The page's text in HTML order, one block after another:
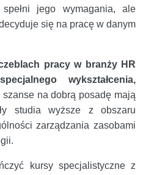
jego wymagania, ale
się na pracę w danym
pracy w branży HR
wykształcenia,
na dobrą posadę mają
studia wyższe z obszaru
zarządzania zasobami
kursy specjalistyczne z